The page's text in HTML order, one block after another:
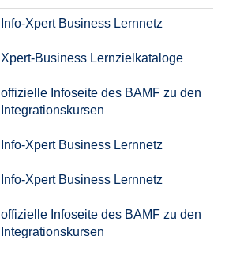
Info-Xpert Business Lernnetz
Xpert-Business Lernzielkataloge
offizielle Infoseite des BAMF zu den
Integrationskursen
Info-Xpert Business Lernnetz
Info-Xpert Business Lernnetz
offizielle Infoseite des BAMF zu den
Integrationskursen